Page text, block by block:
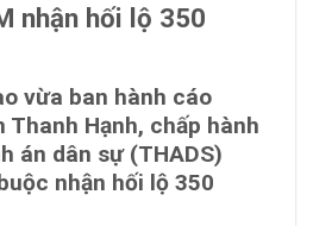
nhận hối lộ 350
vừa ban hành cáo
Hạnh, chấp hành
án dân sự (THADS)
nhận hối lộ 350